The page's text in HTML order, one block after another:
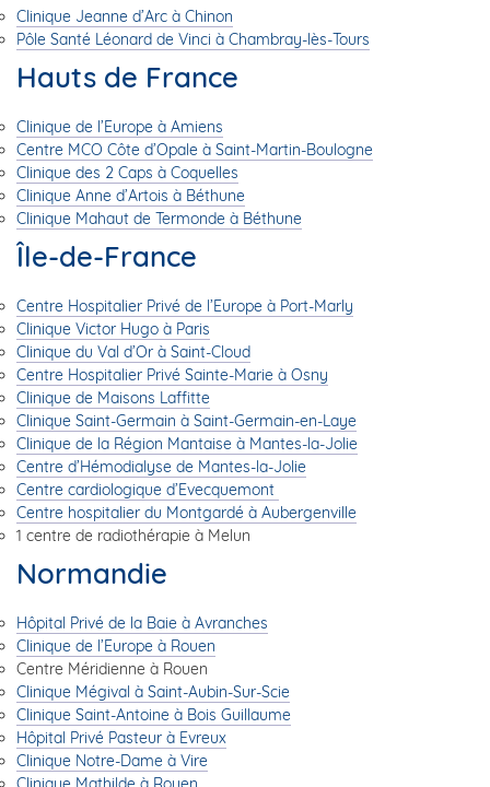
Clinique Jeanne d’Arc à Chinon
Pôle Santé Léonard de Vinci à Chambray-lès-Tours
Hauts de France
Clinique de l’Europe à Amiens
Centre MCO Côte d’Opale à Saint-Martin-Boulogne
Clinique des 2 Caps à Coquelles
Clinique Anne d’Artois à Béthune
Clinique Mahaut de Termonde à Béthune
Île-de-France
Centre Hospitalier Privé de l’Europe à Port-Marly
Clinique Victor Hugo à Paris
Clinique du Val d’Or à Saint-Cloud
Centre Hospitalier Privé Sainte-Marie à Osny
Clinique de Maisons Laffitte
Clinique Saint-Germain à Saint-Germain-en-Laye
Clinique de la Région Mantaise à Mantes-la-Jolie
Centre d’Hémodialyse de Mantes-la-Jolie
Centre cardiologique d’Evecquemont
Centre hospitalier du Montgardé à Aubergenville
1 centre de radiothérapie à Melun
Normandie
Hôpital Privé de la Baie à Avranches
Clinique de l’Europe à Rouen
Centre Méridienne à Rouen
Clinique Mégival à Saint-Aubin-Sur-Scie
Clinique Saint-Antoine à Bois Guillaume
Hôpital Privé Pasteur à Evreux
Clinique Notre-Dame à Vire